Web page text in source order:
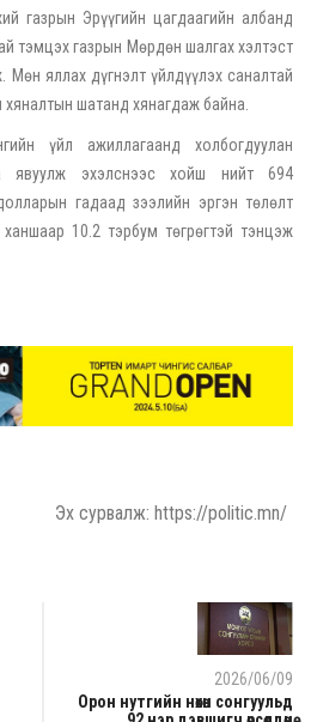
газрын Эрүүгийн цагдаагийн албанд
тэмцэх газрын Мөрдөн шалгах хэлтэст
Мөн яллах дүгнэлт үйлдүүлэх саналтай
шатанд хянагдаж байна.
үйл ажиллагаанд холбогдуулан
явуулж эхэлснээс хойш нийт 694
гадаад зээлийн эргэн төлөлт
10.2 тэрбум төгрөгтэй тэнцэж
Эх сурвалж: https://politic.mn/
2026/06/09
Орон нутгийн нөхөн сонгуульд